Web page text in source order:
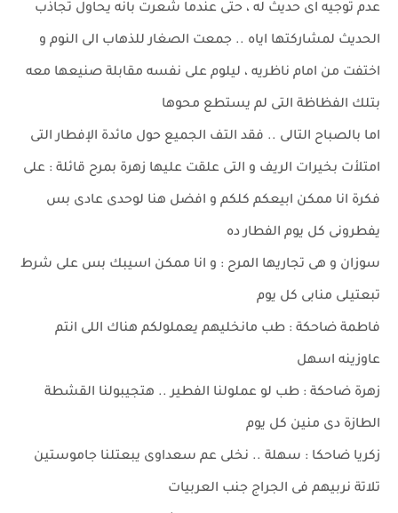
عدم توجيه اى حديث له ، حتى عندما شعرت بانه يحاول تجاذب
الحديث لمشاركتها اياه .. جمعت الصغار للذهاب الى النوم و
اختفت من امام ناظريه ، ليلوم على نفسه مقابلة صنيعها معه
بتلك الفظاظة التى لم يستطع محوها
اما بالصباح التالى .. فقد التف الجميع حول مائدة الإفطار التى
امتلأت بخيرات الريف و التى علقت عليها زهرة بمرح قائلة : على
فكرة انا ممكن ابيعكم كلكم و افضل هنا لوحدى عادى بس
يفطرونى كل يوم الفطار ده
سوزان و هى تجاريها المرح : و انا ممكن اسيبك بس على شرط
تبعتيلى منابى كل يوم
فاطمة ضاحكة : طب مانخليهم يعملولكم هناك اللى انتم
عاوزينه اسهل
زهرة ضاحكة : طب لو عملولنا الفطير .. هتجيبولنا القشطة
الطازة دى منين كل يوم
زكريا ضاحكا : سهلة .. نخلى عم سعداوى يبعتلنا جاموستين
تلاتة نربيهم فى الجراج جنب العربيات